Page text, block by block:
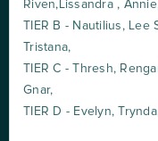
Riven,Lissandra ,
TIER B - Nautilius,
Tristana,
TIER C - Thresh,
Gnar,
TIER D - Evelyn,